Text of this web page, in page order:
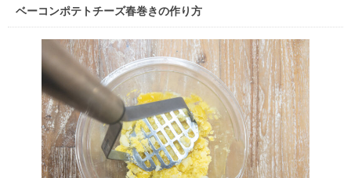
ベーコンポテトチーズ春巻きの作り方